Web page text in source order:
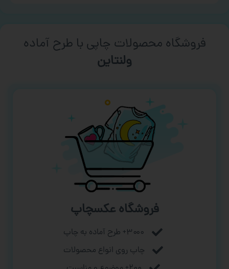
فروشگاه محصولات چاپی با طرح آماده
ورزشی
فروشگاه عکسچاپ
۳۰۰۰+ طرح آماده به چاپ
چاپ روی انواع محصولات